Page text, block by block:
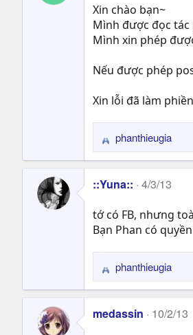
Xin chào bạn~
Mình được đọc tác
Mình xin phép
Nếu được phép
Xin lỗi đã làm phiền
R
e
a
c
i
o
phanthieugia
::Yuna:: 4/3/13
tớ có FB, nhưng
Bạn Phan có
R
e
a
c
phanthieugia
medassin 10/2/13